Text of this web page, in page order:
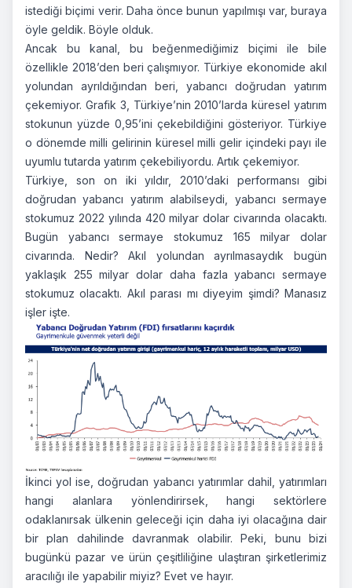
istediği biçimi verir. Daha önce bunun yapılmışı var, buraya
öyle geldik. Böyle olduk.
Ancak bu kanal, bu beğenmediğimiz biçimi ile bile
özellikle 2018’den beri çalışmıyor. Türkiye ekonomide akıl
yolundan ayrıldığından beri, yabancı doğrudan yatırım
çekemiyor. Grafik 3, Türkiye’nin 2010’larda küresel yatırım
stokunun yüzde 0,95’ini çekebildiğini gösteriyor. Türkiye
o dönemde milli gelirinin küresel milli gelir içindeki payı ile
uyumlu tutarda yatırım çekebiliyordu. Artık çekemiyor.
Türkiye, son on iki yıldır, 2010’daki performansı gibi
doğrudan yabancı yatırım alabilseydi, yabancı sermaye
stokumuz 2022 yılında 420 milyar dolar civarında olacaktı.
Bugün yabancı sermaye stokumuz 165 milyar dolar
civarında. Nedir? Akıl yolundan ayrılmasaydık bugün
yaklaşık 255 milyar dolar daha fazla yabancı sermaye
stokumuz olacaktı. Akıl parası mı diyeyim şimdi? Manasız
işler işte.
İkinci yol ise, doğrudan yabancı yatırımlar dahil, yatırımları
hangi alanlara yönlendirirsek, hangi sektörlere
odaklanırsak ülkenin geleceği için daha iyi olacağına dair
bir plan dahilinde davranmak olabilir. Peki, bunu bizi
bugünkü pazar ve ürün çeşitliliğine ulaştıran şirketlerimiz
aracılığı ile yapabilir miyiz? Evet ve hayır.